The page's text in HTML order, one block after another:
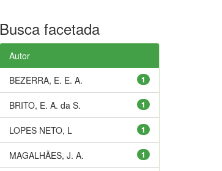
Busca facetada
Autor
1
BEZERRA, E. E. A.
1
BRITO, E. A. da S.
1
LOPES NETO, L
1
MAGALHÃES, J. A.